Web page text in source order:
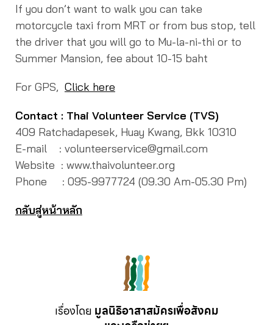
If you don’t want to walk you can take
motorcycle taxi from MRT or from bus stop, tell
the driver that you will go to Mu-la-ni-thi or to
Summer Mansion, fee about 10-15 baht
For GPS, Click here
Contact : Thai Volunteer Service (TVS)
409 Ratchadapesek, Huay Kwang, Bkk 10310
E-mail : volunteerservice@gmail.com
Website : www.thaivolunteer.org
Phone : 095-9977724 (09.30 Am-05.30 Pm)
กลับสู่หน้าหลัก
เรื่องโดย มูลนิธิอาสาสมัครเพื่อสังคม